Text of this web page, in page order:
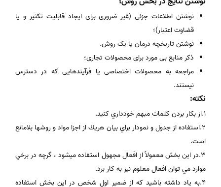
نوشتن اطلاعات جزئی (غیر ضروری برای ایجاد قابلیت تکثیر و یا
قضاوت اعتبار)؛
نوشتن تاریخچه درمان یا یک روش.
ذکر منابع بی مورد برای محصولات تجاری؛
مراجعه به محصولات اختصاصی یا فرآیندهایی که در دسترس
نیستند.
نکته:
1.از بكار بردن كلمات مبهم خودداري كنيد.
2.استفاده از جدول و نمودار براي بيان هريك از اجزا مواد و روشها بلامانع
است.
3.در اين بخش معمولاً از افعال مجهول استفاده ميشود ، گرچه در برخي
موارد مي توان افعال معلوم نيز به كار برد.
4.به ياد داشته باشيد كه از ضمير اول شخص در اين بخش استفاده